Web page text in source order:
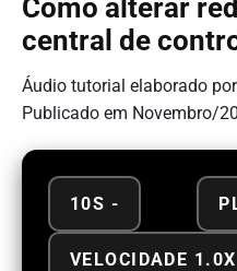
Como alterar
central de
Áudio tutorial elaborado
Publicado em Novembro/
10S -
VELOCIDADE 1.0X